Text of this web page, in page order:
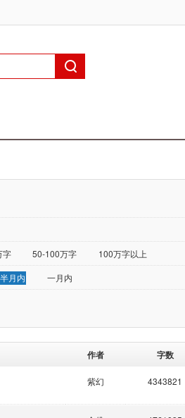
字 50-100万字
100万字以上
半月内
一月内
作者 字数
紫幻 4343821